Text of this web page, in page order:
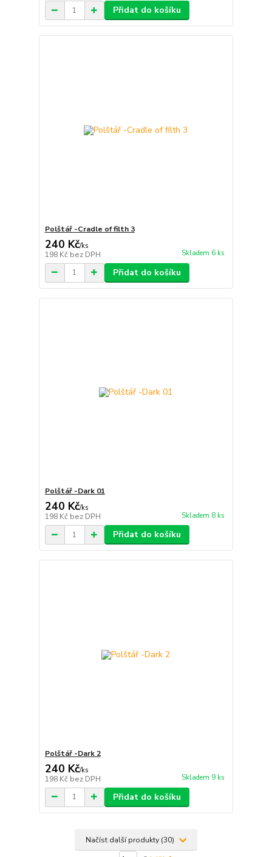
Přidat do košíku
Polštář -Cradle of filth 3
240 Kč/ks
198 Kč bez DPH Skladem 6 ks
Přidat do košíku
Polštář -Dark 01
240 Kč/ks
198 Kč bez DPH Skladem 8 ks
Přidat do košíku
Polštář -Dark 2
240 Kč/ks
198 Kč bez DPH Skladem 9 ks
Přidat do košíku
Načíst další produkty (30)